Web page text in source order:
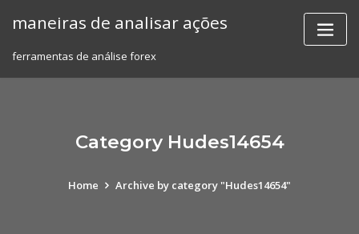
maneiras de analisar ações
ferramentas de análise forex
Category Hudes14654
Home Archive by category "Hudes14654"